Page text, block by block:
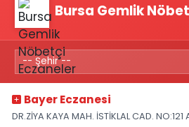
Bursa Gemlik
Bayer Eczanesi
DR.ZİYA KAYA MAH. İSTİKLAL CAD. NO:121